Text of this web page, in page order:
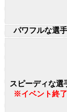
パワフルな選手
スピーディな選
※イベント終了